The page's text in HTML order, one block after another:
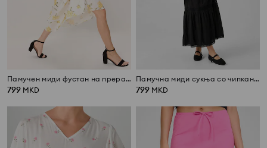
Памучен миди фустан на прерамки со набори
799 MKD
Памучна миди сукња со чипкани елементи
799 MKD